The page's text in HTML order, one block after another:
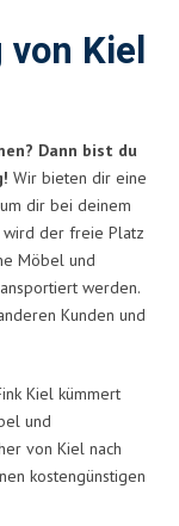
Kiel
Dann bist du
Wir bieten dir eine
dir bei deinem
wird der freie Platz
Möbel und
werden.
Kunden und
Kiel kümmert
und
von Kiel nach
kostengünstigen